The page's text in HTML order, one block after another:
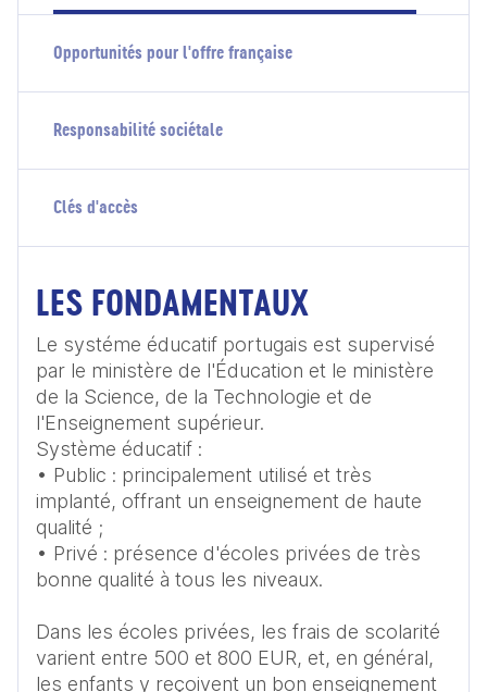
Opportunités pour l'offre française
Responsabilité sociétale
Clés d'accès
LES FONDAMENTAUX
Le systéme éducatif portugais est supervisé
par le ministère de l'Éducation et le ministère
de la Science, de la Technologie et de
l'Enseignement supérieur.
Système éducatif :
• Public : principalement utilisé et très
implanté, offrant un enseignement de haute
qualité ;
• Privé : présence d'écoles privées de très
bonne qualité à tous les niveaux.
Dans les écoles privées, les frais de scolarité
varient entre 500 et 800 EUR, et, en général,
les enfants y reçoivent un bon enseignement